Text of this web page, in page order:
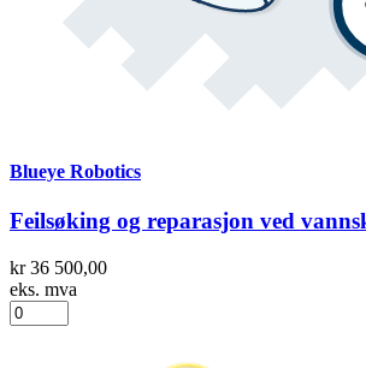
Blueye Robotics
Feilsøking og reparasjon ved
kr 36 500,00
eks. mva